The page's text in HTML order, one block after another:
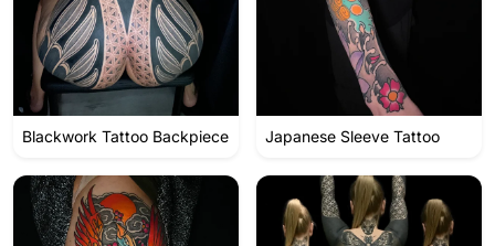
Blackwork Tattoo Backpiece Japanese Sleeve Tattoo